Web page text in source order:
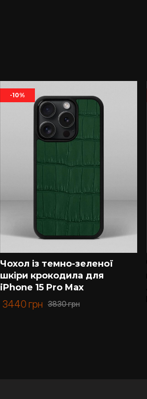
-10%
Чохол із темно-зеленої
шкіри крокодила для
iPhone 15 Pro Max
3830грн
3440 грн